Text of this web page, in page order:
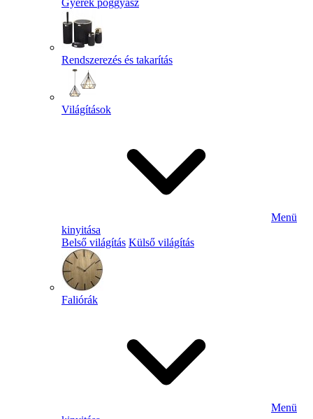
Gyerek poggyász
Rendszerezés és takarítás
Világítások
Menü
kinyitása
Belső világítás Külső világítás
Faliórák
Menü